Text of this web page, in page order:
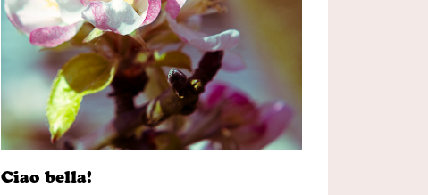
Ciao bella!